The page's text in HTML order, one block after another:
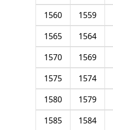
1559
1560
1564
1565
1569
1570
1574
1575
1579
1580
1584
1585